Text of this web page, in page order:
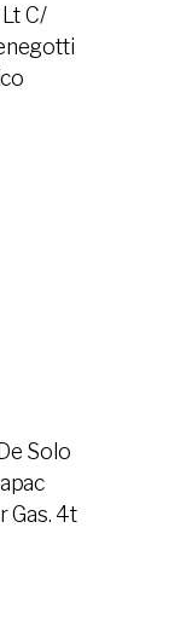
C/
Solo
Gas. 4t